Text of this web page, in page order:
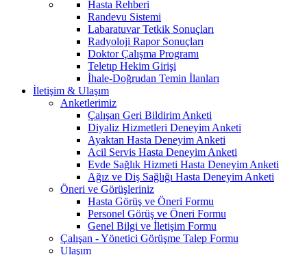
Hasta Rehberi
Randevu Sistemi
Labaratuvar Tetkik Sonuçları
Radyoloji Rapor Sonuçları
Doktor Çalışma Programı
Teletıp Hekim Girişi
İhale-Doğrudan Temin İlanları
İletişim & Ulaşım
Anketlerimiz
Çalışan Geri Bildirim Anketi
Diyaliz Hizmetleri Deneyim Anketi
Ayaktan Hasta Deneyim Anketi
Acil Servis Hasta Deneyim Anketi
Evde Sağlık Hizmeti Hasta Deneyim Anketi
Ağız ve Diş Sağlığı Hasta Deneyim Anketi
Öneri ve Görüşleriniz
Hasta Görüş ve Öneri Formu
Personel Görüş ve Öneri Formu
Genel Bilgi ve İletişim Formu
Çalışan - Yönetici Görüşme Talep Formu
Ulaşım